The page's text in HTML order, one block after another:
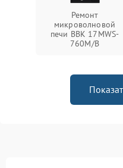
Ремонт
микроволновой
печи BBK 17MWS-
760M/B